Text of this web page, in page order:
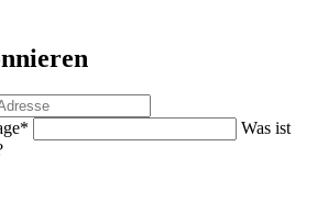
*
Was ist